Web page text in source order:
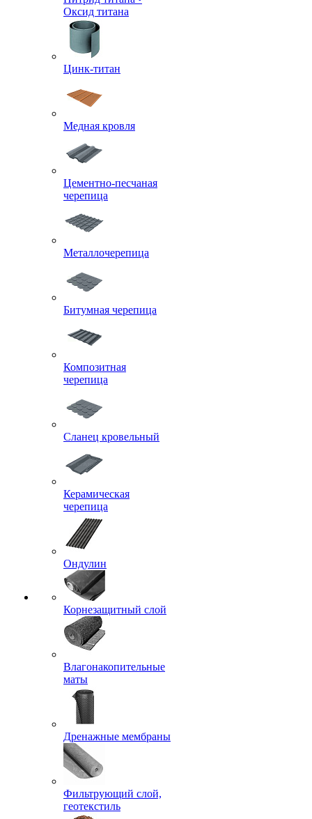
Оксид титана
Цинк-титан
Медная кровля
Цементно-песчаная
черепица
Металлочерепица
Битумная черепица
Композитная
черепица
Сланец кровельный
Керамическая
черепица
Ондулин
Корнезащитный слой
Влагонакопительные
маты
Дренажные мембраны
Фильтрующий слой,
геотекстиль